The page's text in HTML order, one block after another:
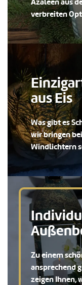
verbreiten
aus Eis
Was gibt es
wir bringen
Windlichtern
Zu einem
ansprechend
zeigen Ihnen,